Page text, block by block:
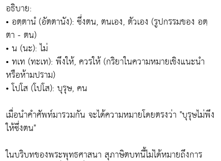
อธิบาย:
• อตฺตานํ (อัตตานัง): ซึ่งตน, ตนเอง, ตัวเอง (รูปกรรมของ อตฺ
ตา - ตน)
• น (นะ): ไม่
• ทเท (ทะเท): พึงให้, ควรให้ (กริยาในความหมายเชิงแนะนำ
หรือห้ามปราม)
• โปโส (โปโส): บุรุษ, คน
เมื่อนำคำศัพท์มารวมกัน จะได้ความหมายโดยตรงว่า "บุรุษไม่พึง
ให้ซึ่งตน"
ในบริบทของพระพุทธศาสนา สุภาษิตบทนี้ไม่ได้หมายถึงการ